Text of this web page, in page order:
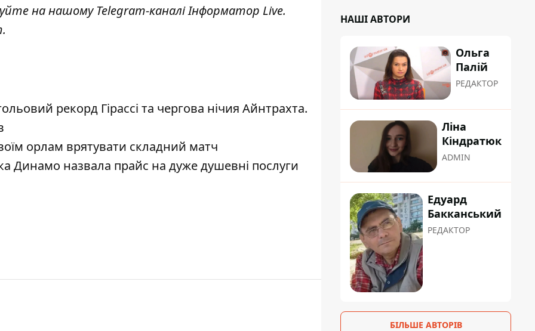
на нашому Telegram-каналіІнформатор Live.
.
рекорд Гірассі та чергова нічия Айнтрахта.
орлам врятувати складний матч
Динамо назвала прайс на дуже душевні послуги
НАШІ АВТОРИ
Ольга
Палій
РЕДАКТОР
Ліна
Кіндратюк
ADMIN
Едуард
Бакканський
РЕДАКТОР
БІЛЬШЕ АВТОРІВ